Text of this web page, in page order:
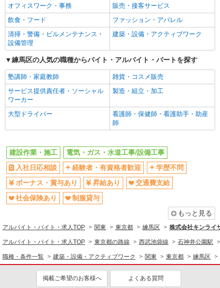
社会保険あり
制服貸与
研修制度あり
資格取得支援制度あり
同じ職種から求人を探す
建築・設備・アクティブワーク
同じ特徴から求人を探す
ボーナス・賞与あり
交通費支給
社会保険あり
オフィスワーク・事務
販売・接客サービス
飲食・フード
ファッション・アパレル
清掃・警備・ビルメンテナンス・
設備管理
建築・設備・アクティブワーク
練馬区の人気の職種からバイト・アルバイト・パートを探す
塾講師・家庭教師
雑貨・コスメ販売
サービス提供責任者・ソーシャル
ワーカー
製造・組立・加工
大型ドライバー
看護師・保健師・看護助手・助産
師
建設作業・施工
電気・ガス・水道工事/設備工事
入社日応相談
経験者・有資格者歓迎
学歴不問
ボーナス・賞与あり
昇給あり
交通費支給
社会保険あり
制服貸与
もっと見る
アルバイト・バイト・求人TOP 関東 東京都 練馬区 株式会社キンライ
アルバイト・バイト・求人TOP 東京都の路線 西武池袋線 石神井公園駅
職種・条件一覧 建築・設備・アクティブワーク 関東 東京都 練馬区
掲載ご希望のお客様へ よくある質問